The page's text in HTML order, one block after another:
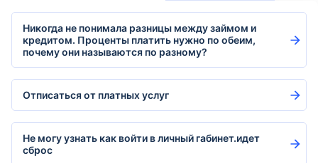
Никогда не понимала разницы между займом и
кредитом. Проценты платить нужно по обеим,
почему они называются по разному?
Отписаться от платных услуг
Не могу узнать как войти в личный габинет.идет
сброс